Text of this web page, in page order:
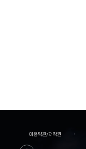
이용약관/저작권